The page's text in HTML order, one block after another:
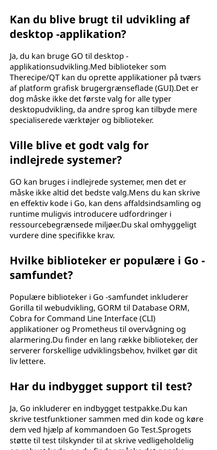
Kan du blive brugt til udvikling af
desktop -applikation?
Ja, du kan bruge GO til desktop -
applikationsudvikling.Med biblioteker som
Therecipe/QT kan du oprette applikationer på tværs
af platform grafisk brugergrænseflade (GUI).Det er
dog måske ikke det første valg for alle typer
desktopudvikling, da andre sprog kan tilbyde mere
specialiserede værktøjer og biblioteker.
Ville blive et godt valg for
indlejrede systemer?
GO kan bruges i indlejrede systemer, men det er
måske ikke altid det bedste valg.Mens du kan skrive
en effektiv kode i Go, kan dens affaldsindsamling og
runtime muligvis introducere udfordringer i
ressourcebegrænsede miljøer.Du skal omhyggeligt
vurdere dine specifikke krav.
Hvilke biblioteker er populære i Go -
samfundet?
Populære biblioteker i Go -samfundet inkluderer
Gorilla til webudvikling, GORM til Database ORM,
Cobra for Command Line Interface (CLI)
applikationer og Prometheus til overvågning og
alarmering.Du finder en lang række biblioteker, der
serverer forskellige udviklingsbehov, hvilket gør dit
liv lettere.
Har du indbygget support til test?
Ja, Go inkluderer en indbygget testpakke.Du kan
skrive testfunktioner sammen med din kode og køre
dem ved hjælp af kommandoen Go Test.Sprogets
støtte til test tilskynder til at skrive vedligeholdelig